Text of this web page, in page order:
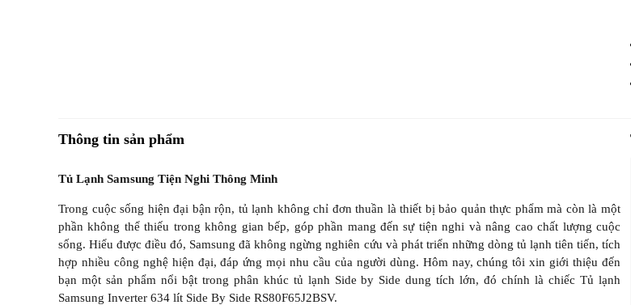
Thông tin sản phẩm
Tủ Lạnh Samsung Tiện Nghi Thông Minh
Trong cuộc sống hiện đại bận rộn, tủ lạnh không chỉ đơn thuần là thiết bị bảo quản thực phẩm mà còn là một
phần không thể thiếu trong không gian bếp, góp phần mang đến sự tiện nghi và nâng cao chất lượng cuộc
sống. Hiểu được điều đó, Samsung đã không ngừng nghiên cứu và phát triển những dòng tủ lạnh tiên tiến, tích
hợp nhiều công nghệ hiện đại, đáp ứng mọi nhu cầu của người dùng. Hôm nay, chúng tôi xin giới thiệu đến
bạn một sản phẩm nổi bật trong phân khúc tủ lạnh Side by Side dung tích lớn, đó chính là chiếc Tủ lạnh
Samsung Inverter 634 lít Side By Side RS80F65J2BSV.